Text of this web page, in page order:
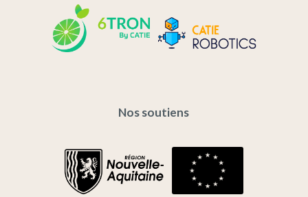
Nos soutiens